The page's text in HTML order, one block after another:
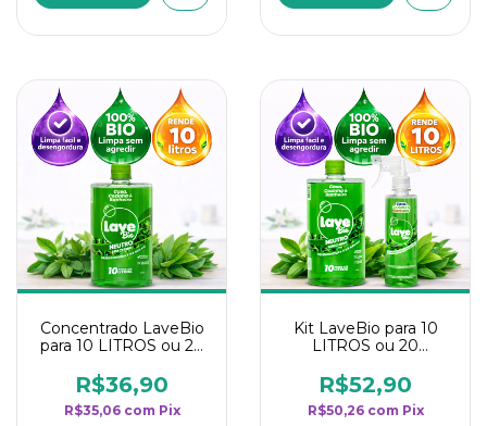
Concentrado LaveBio
para 10 LITROS ou 20
rendimento da
categoria - Neutro
R$36,90
R$35,06 com Pix
Kit LaveBio para 10
LITROS ou 20
rendimento da
categoria - Neutro
R$52,90
R$50,26 com Pix